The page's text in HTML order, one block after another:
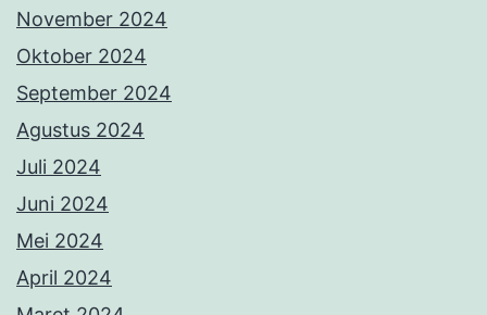
November 2024
Oktober 2024
September 2024
Agustus 2024
Juli 2024
Juni 2024
Mei 2024
April 2024